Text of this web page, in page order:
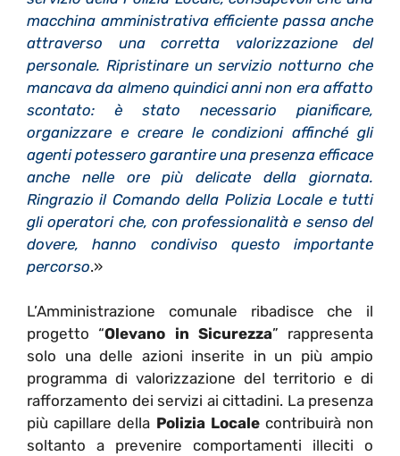
macchina amministrativa efficiente passa anche
attraverso una corretta valorizzazione del
personale. Ripristinare un servizio notturno che
mancava da almeno quindici anni non era affatto
scontato: è stato necessario pianificare,
organizzare e creare le condizioni affinché gli
agenti potessero garantire una presenza efficace
anche nelle ore più delicate della giornata.
Ringrazio il Comando della Polizia Locale e tutti
gli operatori che, con professionalità e senso del
dovere, hanno condiviso questo importante
percorso.»
L’Amministrazione comunale ribadisce che il
progetto “Olevano in Sicurezza” rappresenta
solo una delle azioni inserite in un più ampio
programma di valorizzazione del territorio e di
rafforzamento dei servizi ai cittadini. La presenza
più capillare della Polizia Localecontribuirà non
soltanto a prevenire comportamenti illeciti o